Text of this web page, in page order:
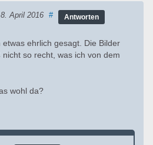
8. April 2016 # Antworten
ehrlich gesagt. Die Bilder
so recht, was ich von dem
wohl da?